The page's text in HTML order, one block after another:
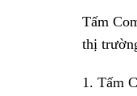
Tấm
thị
1. Tấm